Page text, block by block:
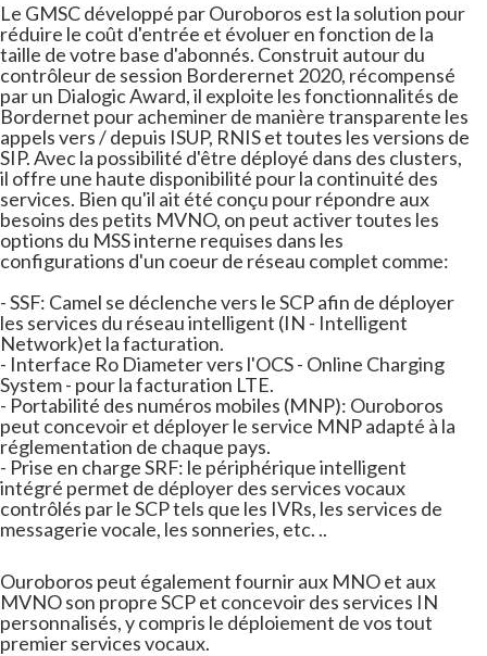
Le GMSC développé par Ouroboros est la solution pour
réduire le coût d'entrée et évoluer en fonction de la
taille de votre base d'abonnés. Construit autour du
contrôleur de session Borderernet 2020, récompensé
par un Dialogic Award, il exploite les fonctionnalités de
Bordernet pour acheminer de manière transparente les
appels vers / depuis ISUP, RNIS et toutes les versions de
SIP. Avec la possibilité d'être déployé dans des clusters,
il offre une haute disponibilité pour la continuité des
services. Bien qu'il ait été conçu pour répondre aux
besoins des petits MVNO, on peut activer toutes les
options du MSS interne requises dans les
configurations d'un coeur de réseau complet comme:
- SSF: Camel se déclenche vers le SCP afin de déployer
les services du réseau intelligent (IN - Intelligent
Network)et la facturation.
- Interface Ro Diameter vers l'OCS - Online Charging
System - pour la facturation LTE.
- Portabilité des numéros mobiles (MNP): Ouroboros
peut concevoir et déployer le service MNP adapté à la
réglementation de chaque pays.
- Prise en charge SRF: le périphérique intelligent
intégré permet de déployer des services vocaux
contrôlés par le SCP tels que les IVRs, les services de
messagerie vocale, les sonneries, etc. ..
Ouroboros peut également fournir aux MNO et aux
MVNO son propre SCP et concevoir des services IN
personnalisés, y compris le déploiement de vos tout
premier services vocaux.